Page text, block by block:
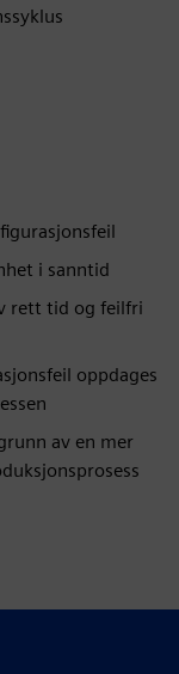
i sanntid
rett tid og feilfri
oppdages
av en mer